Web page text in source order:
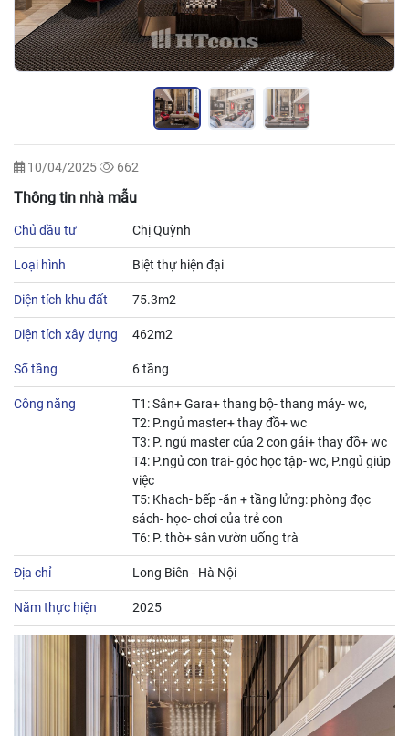
10/04/2025 662
Thông tin nhà mẫu
Chủ đầu tư Chị Quỳnh
Loại hình Biệt thự hiện đại
Diện tích khu đất 75.3m2
Diện tích xây dựng 462m2
Số tầng 6 tầng
Công năng
T1: Sân+ Gara+ thang bộ- thang máy- wc,
T2: P.ngủ master+ thay đồ+ wc
T3: P. ngủ master của 2 con gái+ thay đồ+ wc
T4: P.ngủ con trai- góc học tập- wc, P.ngủ giúp
việc
T5: Khach- bếp -ăn + tầng lửng: phòng đọc
sách- học- chơi của trẻ con
T6: P. thờ+ sân vườn uống trà
Địa chỉ Long Biên - Hà Nội
Năm thực hiện 2025